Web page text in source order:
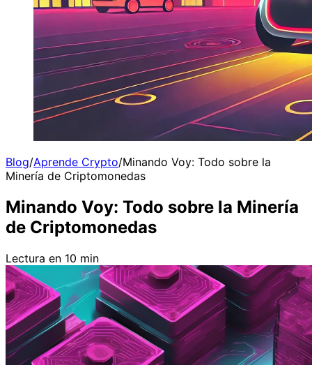
Blog/Aprende Crypto/Minando Voy: Todo sobre la
Minería de Criptomonedas
Minando Voy: Todo sobre la Minería
de Criptomonedas
Lectura en 10 min